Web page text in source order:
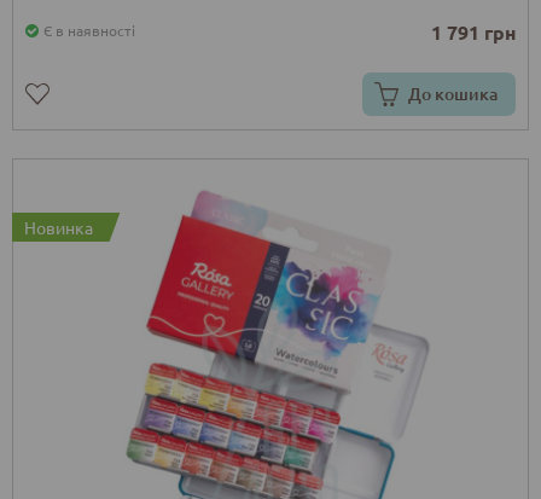
Є в наявності 1 791 грн
До кошика
Новинка